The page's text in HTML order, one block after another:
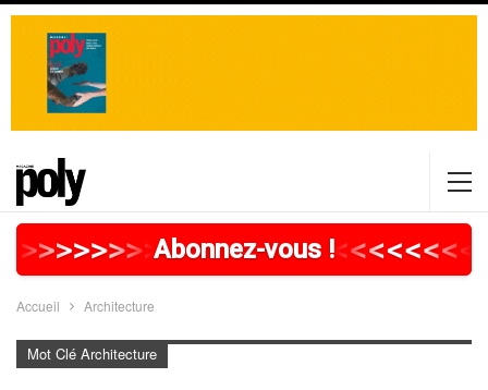
>>>>>>>>>>>>>>>>>
Abonnez-vous !
<<<<<<<<<
Accueil Architecture
Mot Clé Architecture